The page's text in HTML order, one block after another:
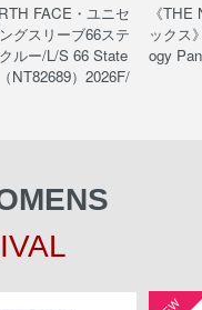
FACE・ユニセ
グスリーブ66ステ
ルー/L/S 66 State
NT82689）2026F/
《
ックス
ogy